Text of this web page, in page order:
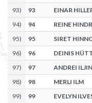
93) 93 EINAR
94) 94 REINE
95) 95 SIRET
96) 96 DEINIS
97) 97 ANDREI ILJIN
98) 98 MERLI ILM
99) 99 EVELYN